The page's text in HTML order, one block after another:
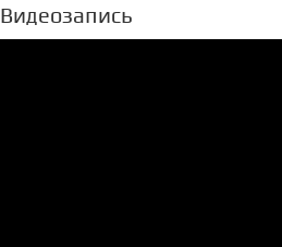
Видеозапись